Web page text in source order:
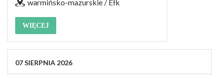
warmińsko-mazurskie / Ełk
WIĘCEJ
07SIERPNIA 2026